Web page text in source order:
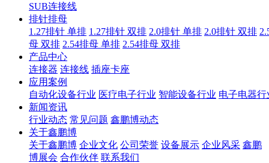
SUB连接线
排针排母
1.27排针 单排 1.27排针 双排 2.0排针 单排 2.0排针 双排
母 双排 2.54排母 单排 2.54排母 双排
产品中心
连接器 连接线 插座卡座
应用案例
自动化设备行业 医疗电子行业 智能设备行业 电子电器行
新闻资讯
行业动态 常见问题 鑫鹏博动态
关于鑫鹏博
关于鑫鹏博 企业文化 公司荣誉 设备展示 企业风采 鑫鹏
博展会 合作伙伴 联系我们